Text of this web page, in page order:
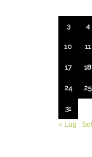
3 4
10 11
17 18
24 25
31
« Lug